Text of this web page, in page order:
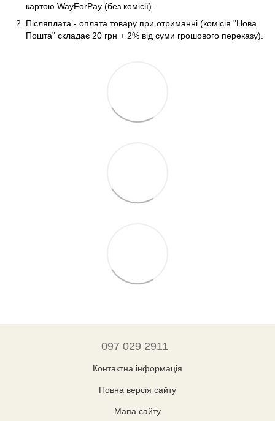
картою WayForPay (без комісії).
Післяплата - оплата товару при отриманні (комісія "Нова
Пошта" складає 20 грн + 2% від суми грошового переказу).
097 029 2911
Контактна інформація
Повна версія сайту
Мапа сайту